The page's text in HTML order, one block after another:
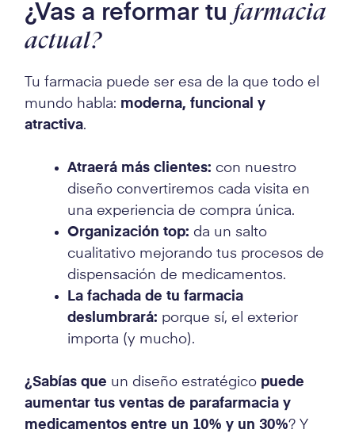
¿Vas a reformar tufarmacia
actual?
Tu farmacia puede ser esa de la que todo el
mundo habla: moderna, funcional y
atractiva.
Atraerá más clientes: con nuestro
diseño convertiremos cada visita en
una experiencia de compra única.
Organización top: da un salto
cualitativo mejorando tus procesos de
dispensación de medicamentos.
La fachada de tu farmacia
deslumbrará: porque sí, el exterior
importa (y mucho).
¿Sabías que un diseño estratégico puede
aumentar tus ventas de parafarmacia y
medicamentos entre un 10% y un 30%? Y